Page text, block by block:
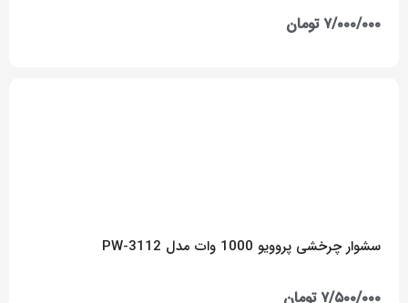
۷/۰۰۰/۰۰۰ تومان
سشوار چرخشی پروویو 1000 وات مدل PW-3112
۷/۵۰۰/۰۰۰ تومان